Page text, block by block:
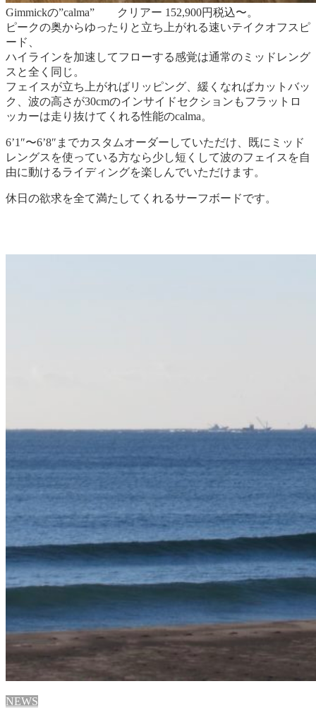
Gimmickの”calma” クリアー 152,900円税込〜。
ピークの奥からゆったりと立ち上がれる速いテイクオフスピ
ード、
ハイラインを加速してフローする感覚は通常のミッドレング
スと全く同じ。
フェイスが立ち上がればリッピング、緩くなればカットバッ
ク、波の高さが30cmのインサイドセクションもフラットロ
ッカーは走り抜けてくれる性能のcalma。
6’1″〜6’8″までカスタムオーダーしていただけ、既にミッド
レングスを使っている方なら少し短くして波のフェイスを自
由に動けるライディングを楽しんでいただけます。
休日の欲求を全て満たしてくれるサーフボードです。
NEWS